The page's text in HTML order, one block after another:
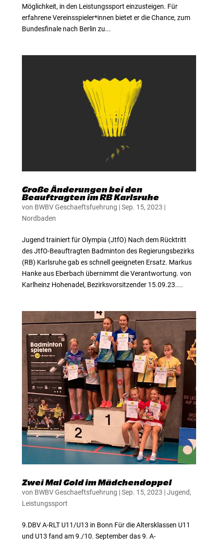
Möglichkeit, in den Leistungssport einzusteigen. Für
erfahrene Vereinsspieler*innen bietet er die Chance, zum
Bundesfinale nach Berlin zu...
Große Änderungen bei den
Beauftragten im RB Karlsruhe
von BWBV Geschaeftsfuehrung |Sep. 15, 2023 |
Nordbaden
Jugend trainiert für Olympia (JtfO) Nach dem Rücktritt
des JtfO-Beauftragten Badminton des Regierungsbezirks
(RB) Karlsruhe gab es schnell geeigneten Ersatz. Markus
Hanke aus Eberbach übernimmt die Verantwortung. von
Karlheinz Hohenadel, Bezirksvorsitzender 15.09.23....
Zwei Mal Gold im Mädchendoppel
von BWBV Geschaeftsfuehrung |Sep. 15, 2023 |Jugend,
Leistungssport
9.DBV A-RLT U11/U13 in Bonn Für die Altersklassen U11
und U13 fand am 9./10. September das 9. A-